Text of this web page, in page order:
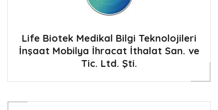
Life Biotek Medikal Bilgi Teknolojileri
İnşaat Mobilya İhracat İthalat San. ve
Tic. Ltd. Şti.